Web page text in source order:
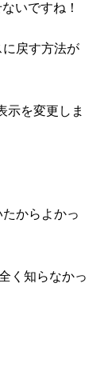
いですね！
戻す方法が
示を変更しま
からよかっ
く知らなかっ